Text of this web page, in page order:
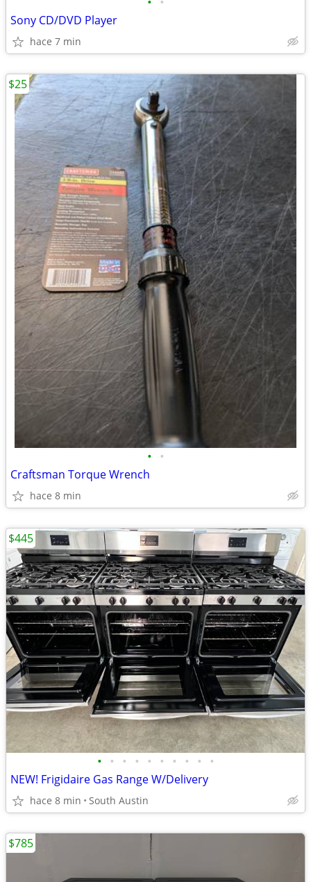
Sony CD/DVD Player
hace 7 min
• •
Craftsman Torque Wrench
hace 8 min
$25
• • • • • • • • • •
NEW! Frigidaire Gas Range W/Delivery
hace 8 min South Austin
$445
$785